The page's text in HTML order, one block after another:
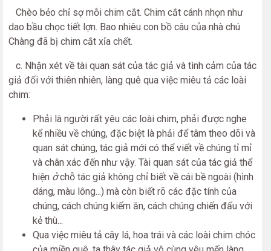
Chèo bẻo chỉ sợ mỗi chim cắt. Chim cắt cánh nhọn như
dao bầu chọc tiết lợn. Bao nhiêu con bồ câu của nhà chú
Chàng đã bị chim cắt xỉa chết.
c. Nhận xét về tài quan sát của tác giả và tình cảm của tác
giả đối với thiên nhiên, làng quê qua việc miêu tả các loài
chim:
Phải là người rất yêu các loài chim, phải được nghe
kể nhiều về chúng, đặc biệt là phải để tâm theo dõi và
quan sát chúng, tác giả mới có thể viết về chúng tỉ mỉ
và chân xác đến như vậy. Tài quan sát của tác giả thể
hiện ởchỗ tác giả không chỉ biết về cái bề ngoài (hình
dáng, màu lông...) mà còn biết rõ các đặc tính của
chúng, cách chúng kiếm ăn, cách chúng chiến đấu với
kẻ thù...
Qua việc miêu tả cây lá, hoa trái và các loài chim chóc